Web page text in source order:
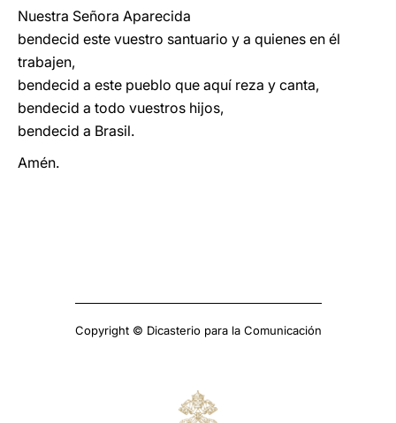
Nuestra Señora Aparecida
bendecid este vuestro santuario y a quienes en él
trabajen,
bendecid a este pueblo que aquí reza y canta,
bendecid a todo vuestros hijos,
bendecid a Brasil.
Amén.
Copyright © Dicasterio para la Comunicación